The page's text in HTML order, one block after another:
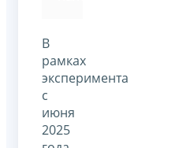
В
рамках
эксперимента
с
июня
2025